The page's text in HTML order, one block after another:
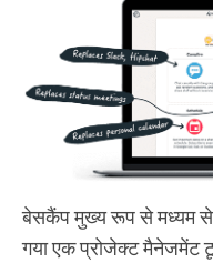
बेसकैंप मुख्य रूप से मध्यम से
गया एक प्रोजेक्ट मैनेजमेंट